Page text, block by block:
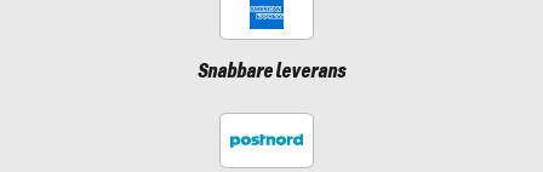
Snabbare leverans